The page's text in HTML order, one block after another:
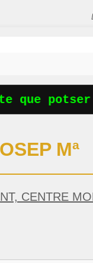
que
Mª
CENTRE